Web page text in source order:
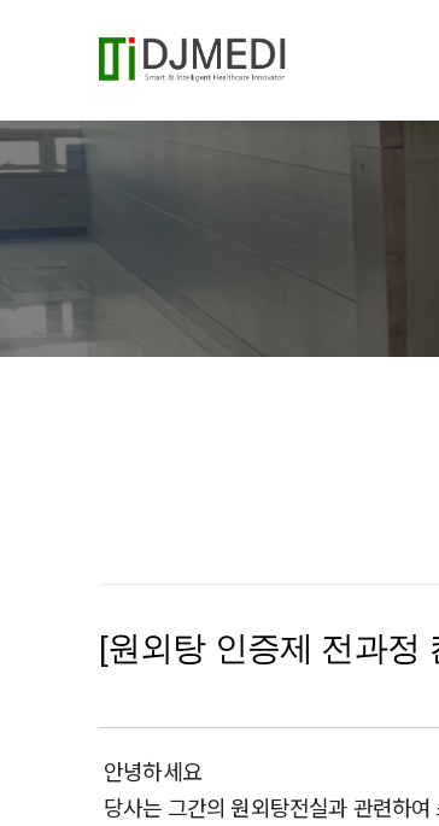
[원외탕 인증제 전과정
안녕하세요
당사는 그간의 원외탕전실과 관련하